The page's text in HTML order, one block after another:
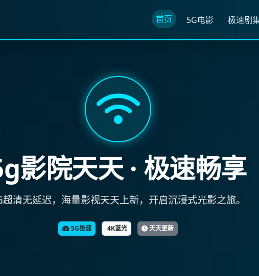
首页 5G电影 极速剧
影院天天 · 极速畅享
超清无延迟，海量影视天天上新，开启沉浸式光影之旅。
5G极速 4K蓝光 天天更新